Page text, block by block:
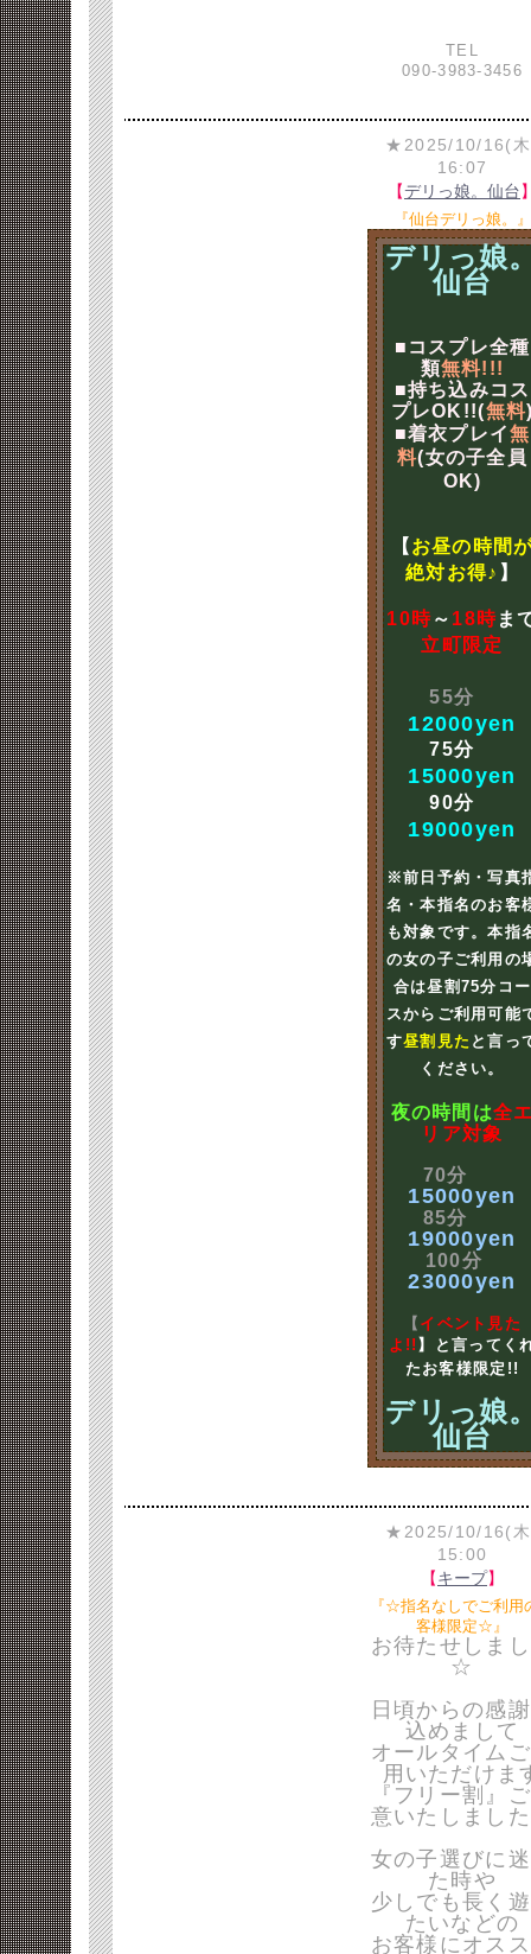
TEL
090-3983-3456
★2025/10/16(
16:07
【デリっ娘。仙台
『仙台デリっ娘。』
デリっ娘
仙台
■コスプレ全種
類無料!!!
■持ち込みコス
プレOK!!(無料
■着衣プレイ無
料(女の子全員
OK)
【 お昼の時間
絶対お得♪ 】
10時～ 18時ま
立町限定
55分
12000yen
75分
15000yen
90分
19000yen
※前日予約・写真
名・本指名のお客
も対象です。本指
の女の子ご利用の
合は昼割75分コー
スからご利用可能
す昼割見た と言っ
ください。
夜の時間は全
リア対象
70分
15000yen
85分
19000yen
100分
23000yen
【 イベント見た
よ!! 】と言ってく
たお客様限定!!
デリっ娘
仙台
★2025/10/16(
15:00
【キープ】
『☆指名なしでご利用
客様限定☆』
お待たせしま
☆
日頃からの感
込めまして
オールタイム
用いただけま
『フリー割』
意いたしまし
女の子選びに
た時や
少しでも長く
たいなどの
お客様にオス